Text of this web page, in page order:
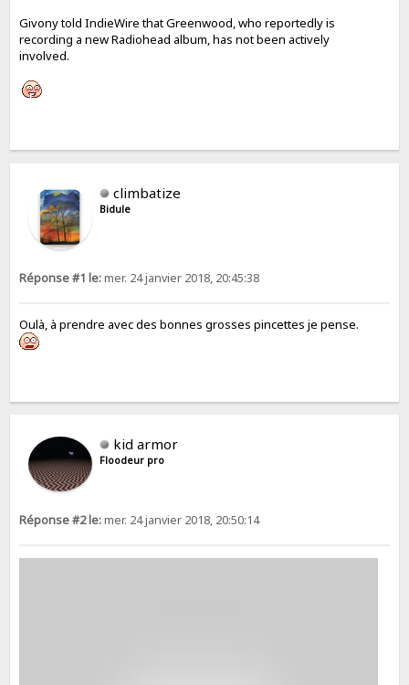
Givony told IndieWire that Greenwood, who reportedly is
recording a new Radiohead album, has not been actively
involved.
climbatize
Bidule
Réponse #1 le:mer. 24 janvier 2018, 20:45:38
Oulà, à prendre avec des bonnes grosses pincettes je pense.
kid armor
Floodeur pro
Réponse #2 le:mer. 24 janvier 2018, 20:50:14